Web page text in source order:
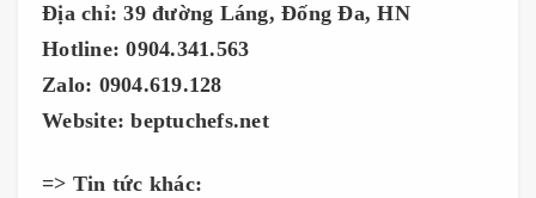
Địa chỉ: 39 đường Láng, Đống Đa, HN
Hotline: 0904.341.563
Zalo: 0904.619.128
Website: beptuchefs.net
=> Tin tức khác: